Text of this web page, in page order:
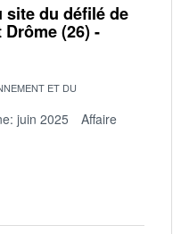
site du défilé de
(26) -
ET DU
juin 2025
Affaire